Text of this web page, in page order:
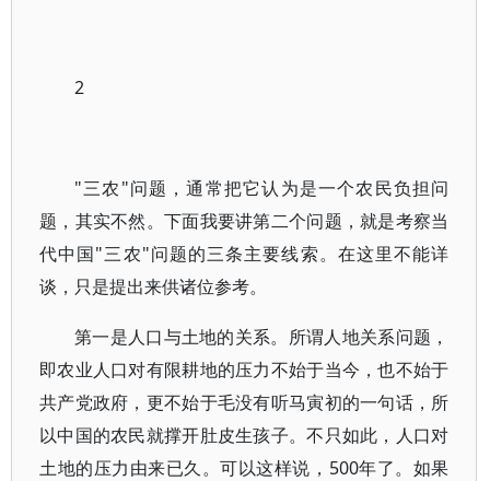
2
"三农"问题，通常把它认为是一个农民负担问
题，其实不然。下面我要讲第二个问题，就是考察当
代中国"三农"问题的三条主要线索。在这里不能详
谈，只是提出来供诸位参考。
第一是人口与土地的关系。所谓人地关系问题，
即农业人口对有限耕地的压力不始于当今，也不始于
共产党政府，更不始于毛没有听马寅初的一句话，所
以中国的农民就撑开肚皮生孩子。不只如此，人口对
土地的压力由来已久。可以这样说，500年了。如果